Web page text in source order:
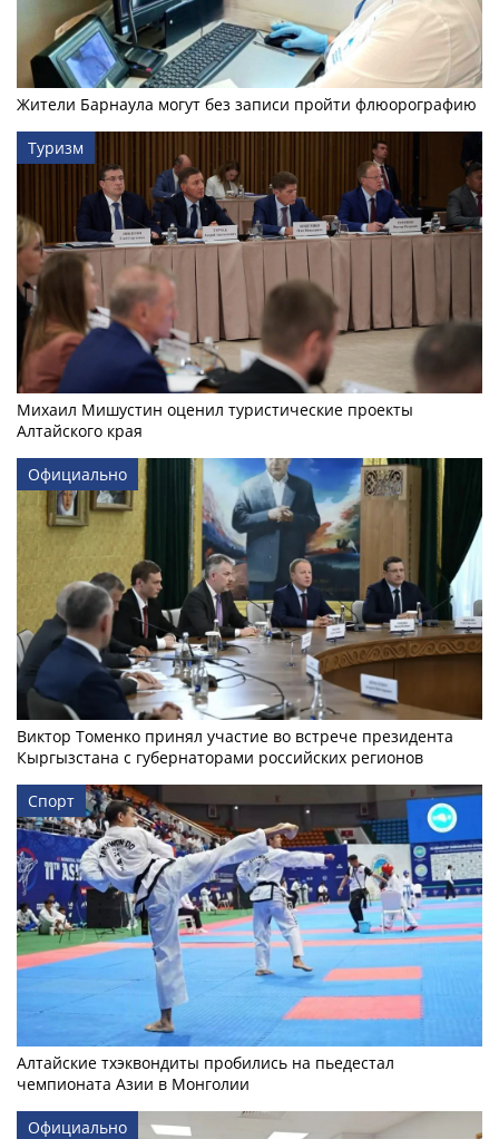
Жители Барнаула могут без записи пройти флюорографию
Туризм
Михаил Мишустин оценил туристические проекты
Алтайского края
Официально
Виктор Томенко принял участие во встрече президента
Кыргызстана с губернаторами российских регионов
Спорт
Алтайские тхэквондиты пробились на пьедестал
чемпионата Азии в Монголии
Официально